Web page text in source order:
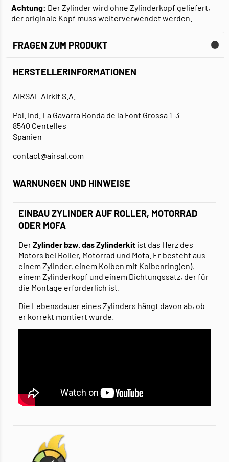
Achtung: Der Zylinder wird ohne Zylinderkopf geliefert,
der originale Kopf muss weiterverwendet werden.
FRAGEN ZUM PRODUKT
HERSTELLERINFORMATIONEN
AIRSAL Airkit S.A.
Pol. Ind. La Gavarra Ronda de la Font Grossa 1-3
8540 Centelles
Spanien
contact@airsal.com
WARNUNGEN UND HINWEISE
EINBAU ZYLINDER AUF ROLLER, MOTORRAD
ODER MOFA
DerZylinder bzw. das Zylinderkit ist das Herz des
Motors bei Roller, Motorrad und Mofa. Er besteht aus
einem Zylinder, einem Kolben mit Kolbenring(en),
einem Zylinderkopf und einem Dichtungssatz, der für
die Montage erforderlich ist.
Die Lebensdauer eines Zylinders hängt davon ab, ob
er korrekt montiert wurde.